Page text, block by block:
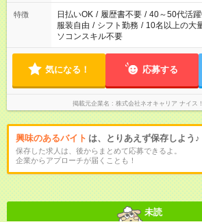
特徴 日払いOK / 履歴書不要 / 40～50代活
服装自由 / シフト勤務 / 10名以上の大
ソコンスキル不要
気になる！ 応募する
掲載元企業名 株式会社ネオキャリア ナイス
興味のあるバイト は、とりあえず保存しよう♪
保存した求人は、後からまとめて応募できるよ。
企業からアプローチが届くことも！
未読